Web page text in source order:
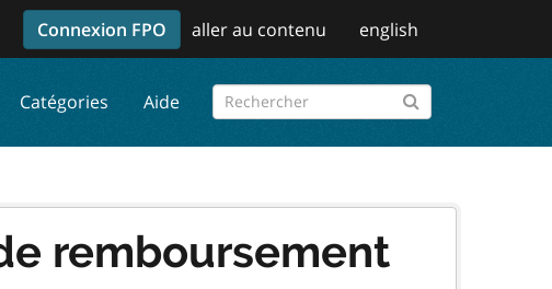
Connexion FPO aller au contenu english
Catégories Aide
remboursement